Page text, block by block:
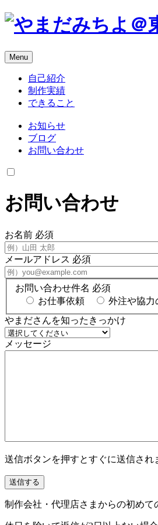
Menu
自己紹介
制作実績
できること
お知らせ
ブログ
お問い合わせ
お問い合わせ
お名前 必須
メールアドレス 必須
お問い合わせ件名 必須
お仕事依頼
外注や協力
やまださんを知ったきっかけ
メッセージ
送信ボタンを押すとすぐに送信され
制作会社・代理店さまからの初めて